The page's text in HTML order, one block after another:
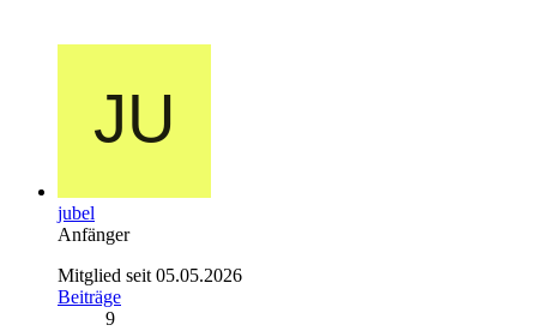
jubel
Anfänger
Mitglied seit 05.05.2026
Beiträge
9